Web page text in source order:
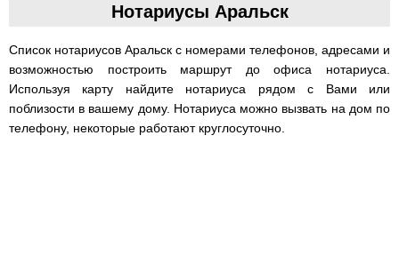
НОТАРИУСЫ КАЗАХСТАНАНотариусы Аральск
Список нотариусов Аральск с номерами телефонов, адресами и
возможностью построить маршрут до офиса нотариуса.
Используя карту найдите нотариуса рядом с Вами или
поблизости в вашему дому. Нотариуса можно вызвать на дом по
телефону, некоторые работают круглосуточно.